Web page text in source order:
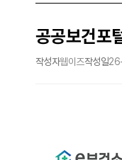
공공보건포
작성자웹이즈작성일